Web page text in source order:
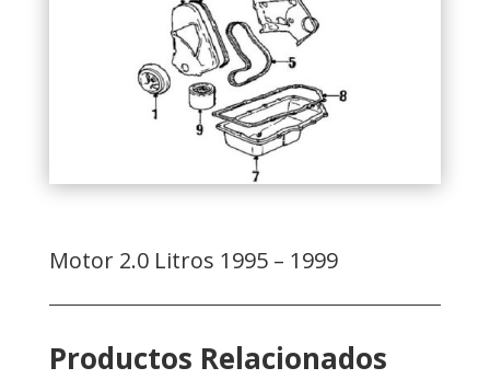
Motor 2.0 Litros 1995 – 1999
Productos Relacionados